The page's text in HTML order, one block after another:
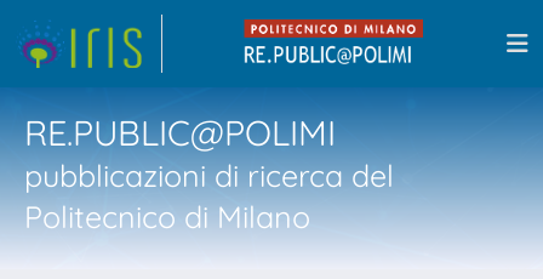
RE.PUBLIC@POLIMI
pubblicazioni di ricerca del
Politecnico di Milano